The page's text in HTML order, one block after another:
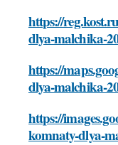
https://
dlya-malchika-
https://
dlya-malchika-
https://
komnaty-dlya-